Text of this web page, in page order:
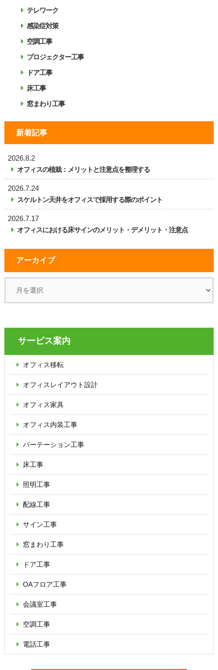
テレワーク
感染症対策
空調工事
プロジェクター工事
ドア工事
床工事
窓まわり工事
新着記事
2026.8.2
オフィスの植栽：メリットと注意点を整理する
2026.7.24
スケルトン天井をオフィスで採用する際のポイント
2026.7.17
オフィスにおける床サインのメリット・デメリット・注意点
アーカイブ
サービス案内
オフィス移転
オフィス レイアウト設計
オフィス家具
オフィス内装工事
パーテーション工事
床工事
照明工事
配線工事
サイン工事
窓まわり工事
ドア工事
OAフロア工事
会議室工事
空調工事
電話工事